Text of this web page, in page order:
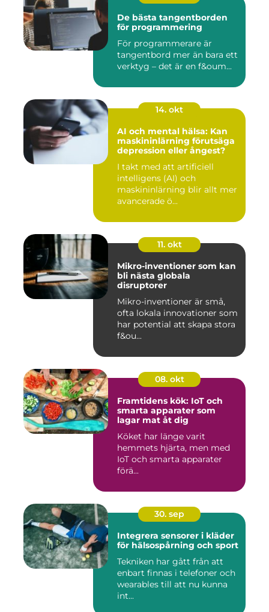
De bästa tangentborden
för programmering
För programmerare är
tangentbord mer än bara ett
verktyg – det är en f&oum...
14. okt
AI och mental hälsa: Kan
maskininlärning förutsäga
depression eller ångest?
I takt med att artificiell
intelligens (AI) och
maskininlärning blir allt mer
avancerade ö...
11. okt
Mikro-inventioner som kan
bli nästa globala
disruptorer
Mikro-inventioner är små,
ofta lokala innovationer som
har potential att skapa stora
f&ou...
08. okt
Framtidens kök: IoT och
smarta apparater som
lagar mat åt dig
Köket har länge varit
hemmets hjärta, men med
IoT och smarta apparater
förä...
30. sep
Integrera sensorer i kläder
för hälsospårning och sport
Tekniken har gått från att
enbart finnas i telefoner och
wearables till att nu kunna
int...